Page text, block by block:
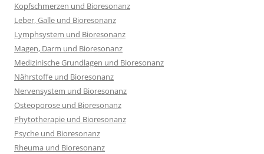
Kopfschmerzen und Bioresonanz
Leber, Galle und Bioresonanz
Lymphsystem und Bioresonanz
Magen, Darm und Bioresonanz
Medizinische Grundlagen und Bioresonanz
Nährstoffe und Bioresonanz
Nervensystem und Bioresonanz
Osteoporose und Bioresonanz
Phytotherapie und Bioresonanz
Psyche und Bioresonanz
Rheuma und Bioresonanz